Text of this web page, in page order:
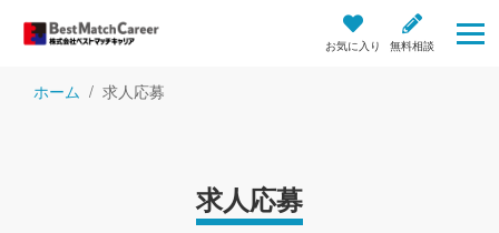
お気に入り 無料相談
ホーム 求人応募
求人応募